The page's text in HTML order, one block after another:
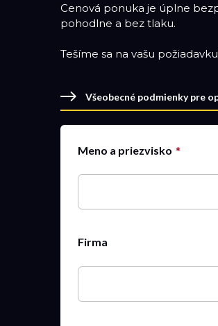
Cenová ponuka je úplne
pohodlne a bez tlaku.
Tešíme sa na vašu
Všeobecné podmienky pre
Meno a priezvisko
Firma